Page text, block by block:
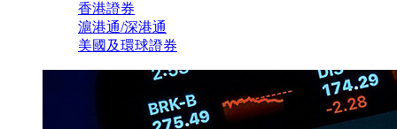
香港證券
滬港通/深港通
美國及環球證券